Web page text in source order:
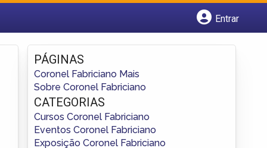
Entrar
Fazer login
Criar conta
PÁGINAS
Coronel Fabriciano Mais
Sobre Coronel Fabriciano
CATEGORIAS
Cursos Coronel Fabriciano
Eventos Coronel Fabriciano
Exposição Coronel Fabriciano